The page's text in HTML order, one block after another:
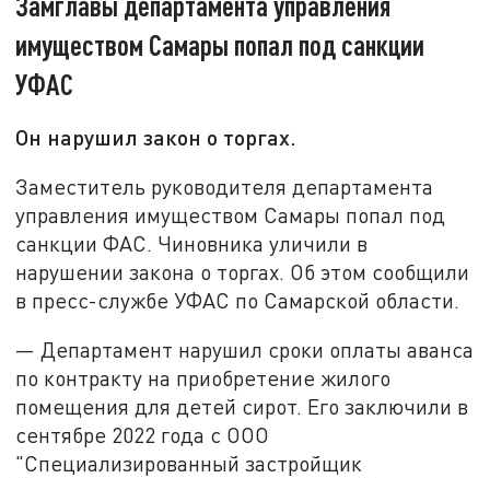
имуществом Самары попал под санкции
УФАС
Он нарушил закон о торгах.
Заместитель руководителя департамента
управления имуществом Самары попал под
санкции ФАС. Чиновника уличили в
нарушении закона о торгах. Об этом сообщили
в пресс-службе УФАС по Самарской области.
— Департамент нарушил сроки оплаты аванса
по контракту на приобретение жилого
помещения для детей сирот. Его заключили в
сентябре 2022 года с ООО
"Специализированный застройщик